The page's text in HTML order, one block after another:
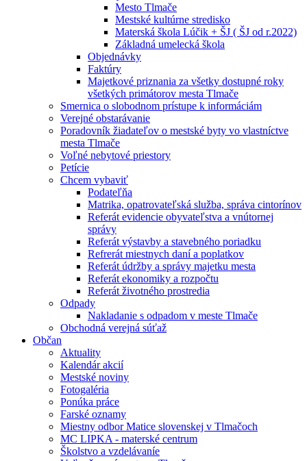
Mesto Tlmače
Mestské kultúrne stredisko
Materská škola Lúčik + ŠJ ( ŠJ od r.2022)
Základná umelecká škola
Objednávky
Faktúry
Majetkové priznania za všetky dostupné roky
všetkých primátorov mesta Tlmače
Smernica o slobodnom prístupe k informáciám
Verejné obstarávanie
Poradovník žiadateľov o mestské byty vo vlastníctve
mesta Tlmače
Voľné nebytové priestory
Petície
Chcem vybaviť
Podateľňa
Matrika, opatrovateľská služba, správa cintorínov
Referát evidencie obyvateľstva a vnútornej
správy
Referát výstavby a stavebného poriadku
Refrerát miestnych daní a poplatkov
Referát údržby a správy majetku mesta
Referát ekonomiky a rozpočtu
Referát životného prostredia
Odpady
Nakladanie s odpadom v meste Tlmače
Obchodná verejná súťaž
Občan
Aktuality
Kalendár akcií
Mestské noviny
Fotogaléria
Ponúka práce
Farské oznamy
Miestny odbor Matice slovenskej v Tlmačoch
MC LIPKA - materské centrum
Školstvo a vzdelávaníe